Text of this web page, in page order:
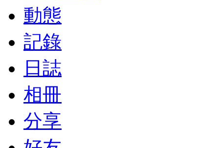
動態
記錄
日誌
相冊
分享